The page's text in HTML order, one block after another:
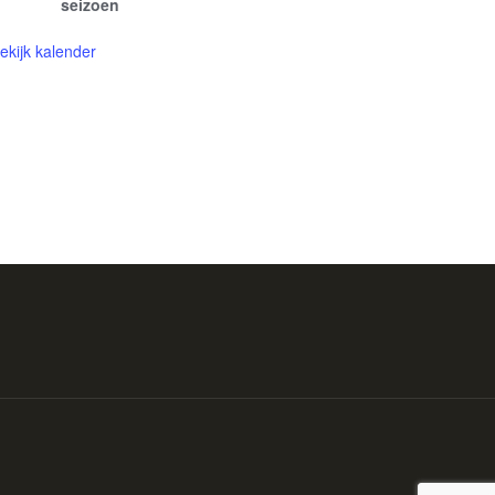
seizoen
kalender